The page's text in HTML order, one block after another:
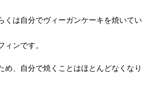
くは自分でヴィーガンケーキを焼いてい
ンです。
、自分で焼くことはほとんどなくなり